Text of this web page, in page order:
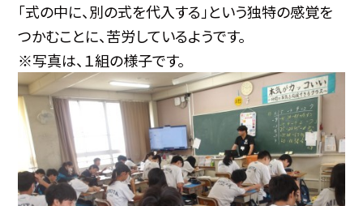
「式の中に、別の式を代入する」という独特の感覚を
つかむことに、苦労しているようです。
※写真は、１組の様子です。